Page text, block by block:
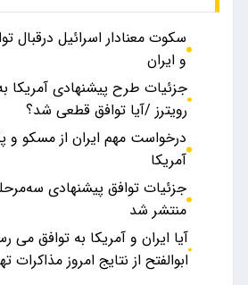
سکوت معنادار اسرائیل درقبال
و ایران
جزئیات طرح پیشنهادی آمریکا
رویترز /آیا توافق قطعی شد؟
درخواست مهم ایران از مسکو و
آمریکا
جزئیات توافق پیشنهادی
منتشر شد
آیا ایران و آمریکا به توافق
ابوالفتح از نتایج امروز مذاکرات